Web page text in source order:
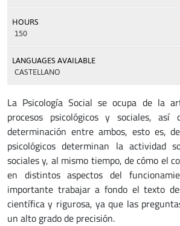
HOURS
150
LANGUAGES AVAILABLE
CASTELLANO
La Psicología Social se ocupa de la
procesos psicológicos y sociales,
determinación entre ambos, esto es,
psicológicos determinan la actividad
sociales y, al mismo tiempo, de cómo el
en distintos aspectos del
importante trabajar a fondo el texto
científica y rigurosa, ya que las
un alto grado de precisión.